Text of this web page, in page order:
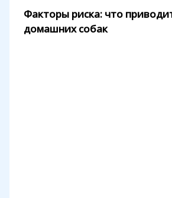
Факторы риска: что
домашних собак